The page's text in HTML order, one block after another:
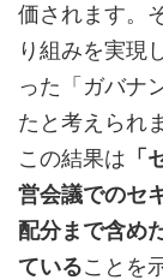
価されます。
り組みを実現
った「ガバナ
たと考えられ
この結果は 「
営会議でのセ
配分まで含め
ていることを